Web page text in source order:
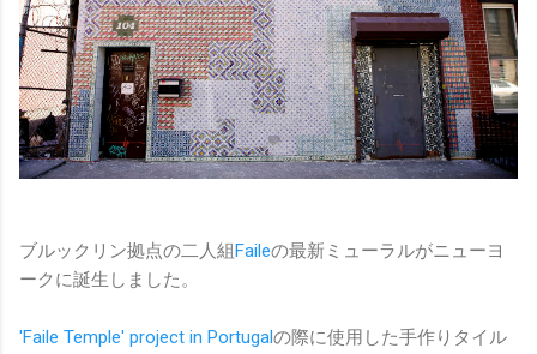
ブルックリン拠点の二人組Faileの最新ミューラルがニューヨ
ークに誕生しました。
'Faile Temple' project in Portugalの際に使用した手作りタイル